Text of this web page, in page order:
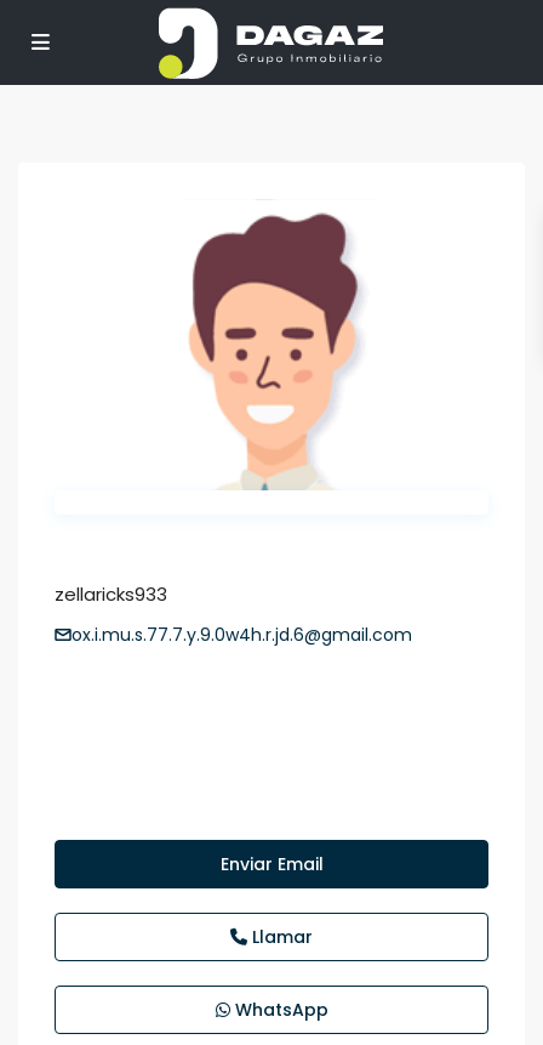
zellaricks933
ox.i.mu.s.77.7.y.9.0w4h.r.jd.6@gmail.com
Enviar Email
Llamar
WhatsApp